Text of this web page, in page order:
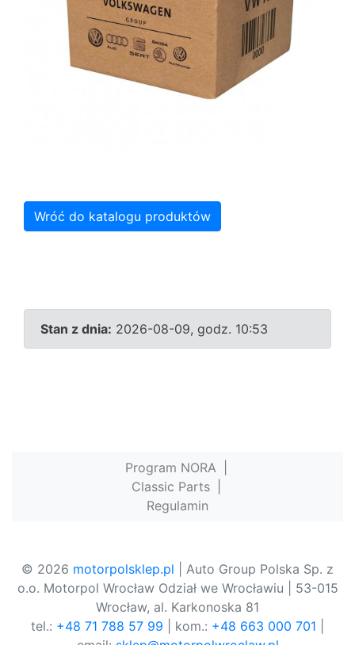
Wróć do katalogu produktów
Stan z dnia: 2026-08-09, godz. 10:53
Program NORA
Classic Parts
Regulamin
© 2026 motorpolsklep.pl | Auto Group Polska Sp. z
o.o. Motorpol Wrocław Odział we Wrocławiu | 53-015
Wrocław, al. Karkonoska 81
tel.: +48 71 788 57 99 | kom.: +48 663 000 701